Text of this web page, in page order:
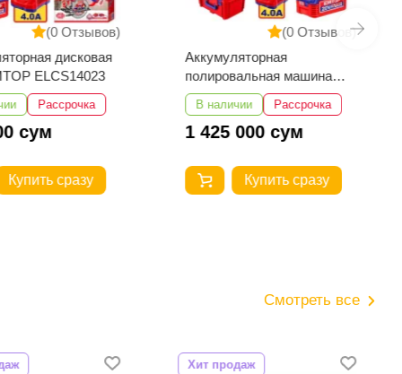
(0 Отзывов)
дисковая
ELCS14023
Рассрочка
сум
Купить сразу
(0 Отзывов)
Аккумуляторная
полировальная машина
EMTOP ELAP20158
В наличии Рассрочка
1 425 000 сум
Купить сразу
Смотреть все
Хит продаж